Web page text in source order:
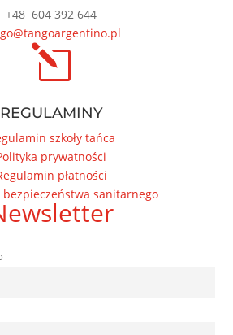
+48 604 392 644
l
REGULAMINY
szkoły tańca
prywatności
płatności
bezpieczeństwa sanitarnego